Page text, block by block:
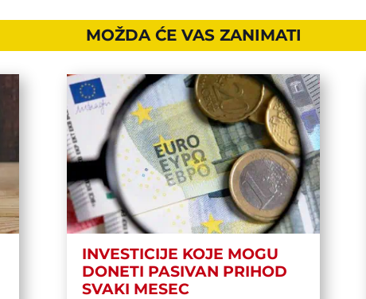
MOŽDA ĆE VAS ZANIMATI
INVESTICIJE KOJE MOGU
DONETI PASIVAN PRIHOD
SVAKI MESEC